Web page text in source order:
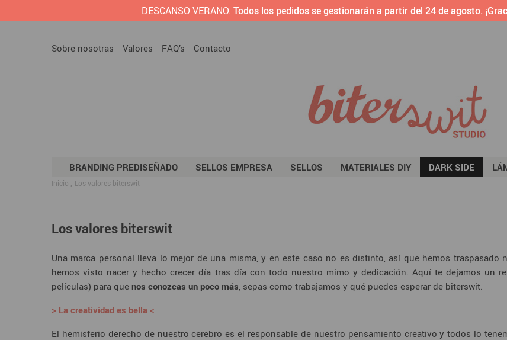
DESCANSO VERANO. Todos los pedidos se gestionarán a partir del 24 de agosto.
Sobre nosotras Valores FAQ’s Contacto
BRANDING PREDISEÑADO SELLOS EMPRESA SELLOS MATERIALES DIY DARK SIDE
Inicio Los valores biterswit
Los valores biterswit
Una marca personal lleva lo mejor de una misma, y en este caso no es distinto, así que hemos traspasado
hemos visto nacer y hecho crecer día tras día con todo nuestro mimo y dedicación. Aquí te dejamos un
películas) para que nos conozcas un poco más , sepas como trabajamos y qué puedes esperar de biterswit.
> La creatividad es bella <
El hemisferio derecho de nuestro cerebro es el responsable de nuestro pensamiento creativo y todos lo